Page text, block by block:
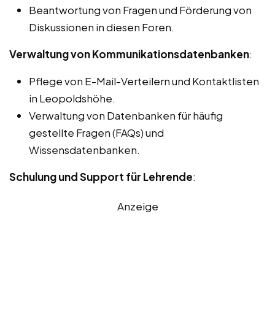
Beantwortung von Fragen und Förderung von
Diskussionen in diesen Foren.
Verwaltung von Kommunikationsdatenbanken:
Pflege von E-Mail-Verteilern und Kontaktlisten
in Leopoldshöhe.
Verwaltung von Datenbanken für häufig
gestellte Fragen (FAQs) und
Wissensdatenbanken.
Schulung und Support für Lehrende:
Anzeige